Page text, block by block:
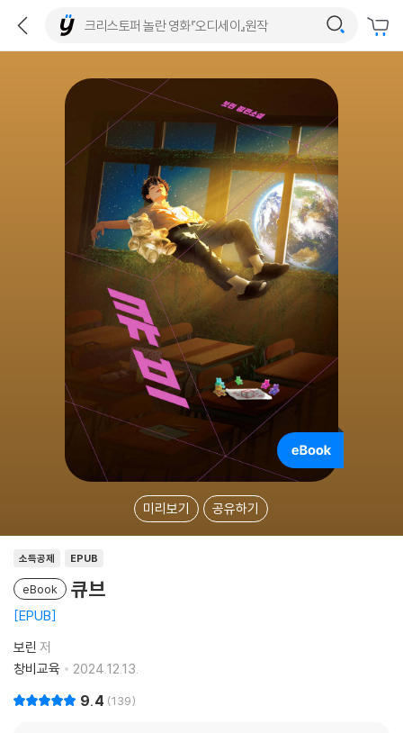
미리보기 공유하기
소득공제 EPUB
eBook 큐브
EPUB
보린 저
창비교육
2024.12.13.
9.4 139